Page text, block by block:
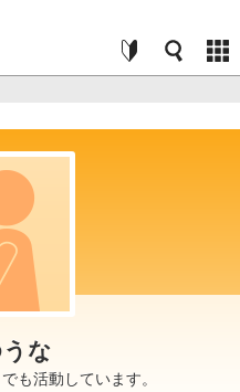
な
も活動しています。